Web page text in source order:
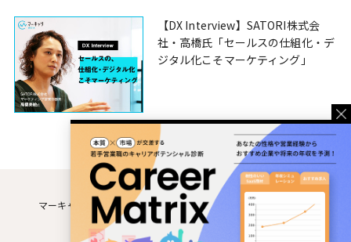
【DX Interview】SATORI株式会
社・高橋氏「セールスの仕組化・デ
ジタル化こそマーケティング」
マーキャリMEDIAとは 運営企業 利用規約
個人情報保護方針
お問い合わせ